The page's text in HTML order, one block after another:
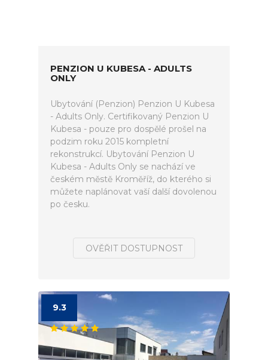
PENZION U KUBESA - ADULTS
ONLY
Ubytování (Penzion) Penzion U Kubesa
- Adults Only. Certifikovaný Penzion U
Kubesa - pouze pro dospělé prošel na
podzim roku 2015 kompletní
rekonstrukcí. Ubytování Penzion U
Kubesa - Adults Only se nachází ve
českém městě Kroměříž, do kterého si
můžete naplánovat vaší další dovolenou
po česku.
OVĚŘIT DOSTUPNOST
9.3